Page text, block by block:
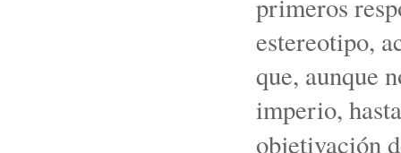
primeros
estereotipo,
que, aunque
imperio,
objetivación